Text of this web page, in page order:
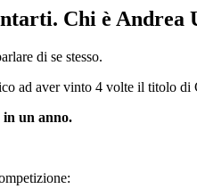
Chi è Andrea
di se stesso.
ad aver vinto 4 volte il titolo
in un anno.